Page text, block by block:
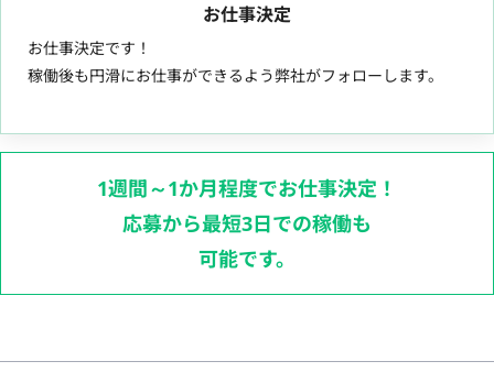
お仕事決定
お仕事決定です！
稼働後も円滑にお仕事ができるよう弊社がフォローします。
1週間～1か月程度でお仕事決定！
応募から最短3日での稼働も
可能です。